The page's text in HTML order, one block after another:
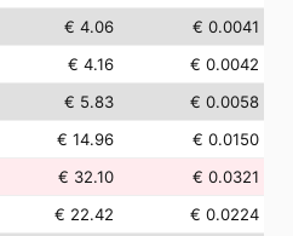
€ 4.06
€ 0.0041
€ 4.16
€ 0.0042
€ 5.83
€ 0.0058
€ 14.96
€ 0.0150
€ 32.10
€ 0.0321
€ 22.42
€ 0.0224